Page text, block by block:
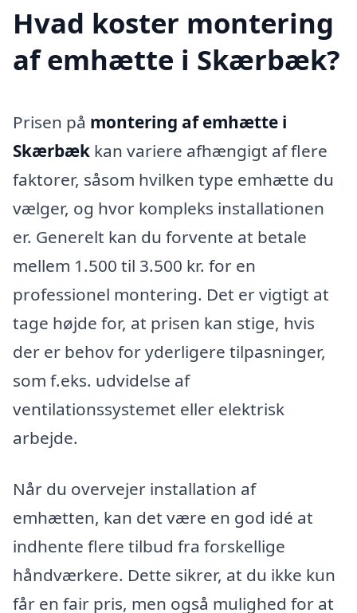
Hvad koster montering
af emhætte i Skærbæk?
Prisen på montering af emhætte i
Skærbæk kan variere afhængigt af flere
faktorer, såsom hvilken type emhætte du
vælger, og hvor kompleks installationen
er. Generelt kan du forvente at betale
mellem 1.500 til 3.500 kr. for en
professionel montering. Det er vigtigt at
tage højde for, at prisen kan stige, hvis
der er behov for yderligere tilpasninger,
som f.eks. udvidelse af
ventilationssystemet eller elektrisk
arbejde.
Når du overvejer installation af
emhætten, kan det være en god idé at
indhente flere tilbud fra forskellige
håndværkere. Dette sikrer, at du ikke kun
får en fair pris, men også mulighed for at